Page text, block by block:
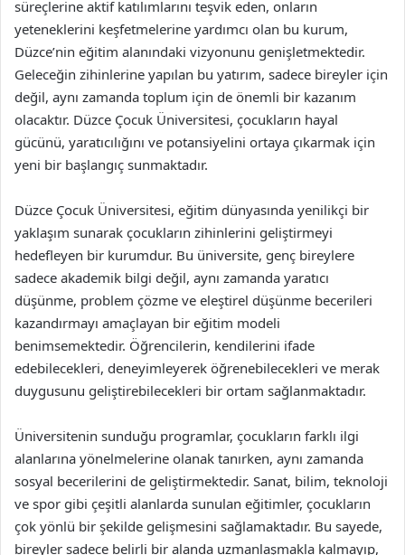
süreçlerine aktif katılımlarını teşvik eden, onların
yeteneklerini keşfetmelerine yardımcı olan bu kurum,
Düzce’nin eğitim alanındaki vizyonunu genişletmektedir.
Geleceğin zihinlerine yapılan bu yatırım, sadece bireyler için
değil, aynı zamanda toplum için de önemli bir kazanım
olacaktır. Düzce Çocuk Üniversitesi, çocukların hayal
gücünü, yaratıcılığını ve potansiyelini ortaya çıkarmak için
yeni bir başlangıç sunmaktadır.
Düzce Çocuk Üniversitesi, eğitim dünyasında yenilikçi bir
yaklaşım sunarak çocukların zihinlerini geliştirmeyi
hedefleyen bir kurumdur. Bu üniversite, genç bireylere
sadece akademik bilgi değil, aynı zamanda yaratıcı
düşünme, problem çözme ve eleştirel düşünme becerileri
kazandırmayı amaçlayan bir eğitim modeli
benimsemektedir. Öğrencilerin, kendilerini ifade
edebilecekleri, deneyimleyerek öğrenebilecekleri ve merak
duygusunu geliştirebilecekleri bir ortam sağlanmaktadır.
Üniversitenin sunduğu programlar, çocukların farklı ilgi
alanlarına yönelmelerine olanak tanırken, aynı zamanda
sosyal becerilerini de geliştirmektedir. Sanat, bilim, teknoloji
ve spor gibi çeşitli alanlarda sunulan eğitimler, çocukların
çok yönlü bir şekilde gelişmesini sağlamaktadır. Bu sayede,
bireyler sadece belirli bir alanda uzmanlaşmakla kalmayıp,